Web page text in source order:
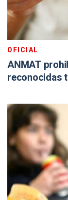
OFICIAL
ANMAT
reconocidas